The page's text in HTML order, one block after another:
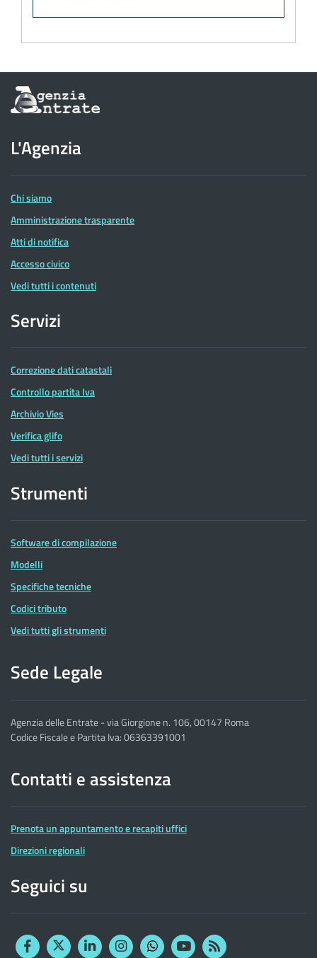
Informazioni
sul
dell'Agenzia
delle
Entrate
L'Agenzia
Chi siamo
Amministrazione trasparente
Atti di notifica
Accesso civico
Vedi tutti i contenuti
Servizi
Correzione dati catastali
Controllo partita Iva
Archivio Vies
Verifica glifo
Vedi tutti i servizi
Strumenti
Software di compilazione
Modelli
Specifiche tecniche
Codici tributo
Vedi tutti gli strumenti
Sede Legale
Agenzia delle Entrate - via Giorgione n. 106, 00147 Roma
Codice Fiscale e Partita Iva: 06363391001
Contatti e assistenza
Prenota un appuntamento e recapiti uffici
Direzioni regionali
Seguici su
FacebookTwitterLinkedinInstagram YouTubeRSS